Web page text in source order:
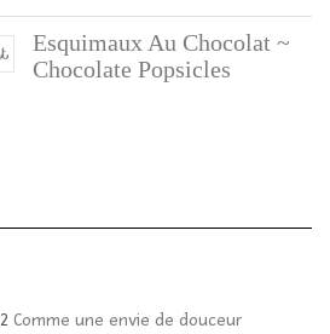
Esquimaux Au Chocolat ~
Chocolate Popsicles
Comme une envie de douceur